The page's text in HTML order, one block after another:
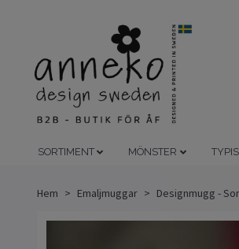
SORTIMENT MÖNSTER
Hem Emaljmuggar Designmugg -